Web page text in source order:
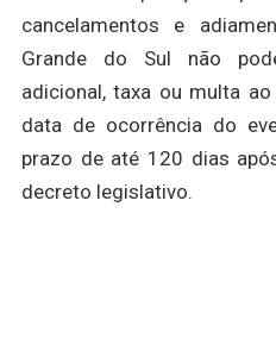
cancelamentos e
Grande do Sul não
adicional, taxa ou multa
data de ocorrência do
prazo de até 120 dias
decreto legislativo.